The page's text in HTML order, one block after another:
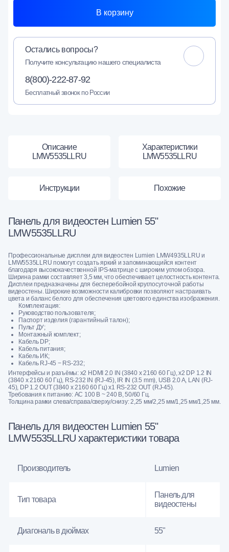
В корзину
Остались вопросы?
Получите консультацию нашего специалиста
8(800)-222-87-92
Бесплатный звонок по России
Описание
LMW5535LLRU
Характеристики
LMW5535LLRU
Инструкции Похожие
Панель для видеостен Lumien 55"
LMW5535LLRU
Профессиональные дисплеи для видеостен Lumien LMW4935LLRU и
LMW5535LLRU помогут создать яркий и запоминающийся контент
благодаря высококачественной IPS-матрице с широким углом обзора.
Ширина рамки составляет 3,5 мм, что обеспечивает целостность контента.
Дисплеи предназначены для бесперебойной круглосуточной работы
видеостены. Широкие возможности калибровки позволяют настраивать
цвета и баланс белого для обеспечения цветового единства изображения.
Комплектация:
Руководство пользователя;
Паспорт изделия (гарантийный талон);
Пульт ДУ;
Монтажный комплект;
Кабель DP;
Кабель питания;
Кабель ИК;
Кабель RJ-45 − RS-232;
Интерфейсы и разъёмы: x2 HDMI 2.0 IN (3840 х 2160 60 Гц), x2 DP 1.2 IN
(3840 х 2160 60 Гц), RS-232 IN (RJ-45), IR IN (3.5 mm), USB 2.0 A, LAN (RJ-
45), DP 1.2 OUT (3840 x 2160 60 Гц) x1 RS-232 OUT (RJ-45).
Требования к питанию: AC 100 В ~ 240 В, 50/60 Гц.
Толщина рамки слева/справа/сверху/снизу: 2,25 мм/2,25 мм/1,25 мм/1,25 мм.
Панель для видеостен Lumien 55"
LMW5535LLRU характеристики товара
Производитель Lumien
Тип товара
Панель для
видеостены
Диагональ в дюймах 55"